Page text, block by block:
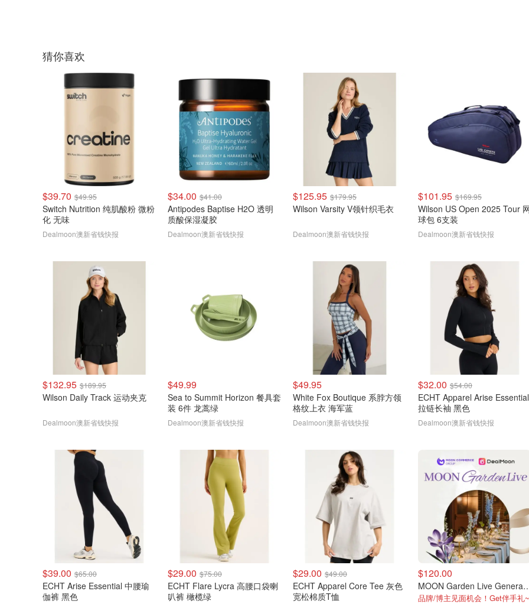
猜你喜欢
$39.70 $49.95
Switch Nutrition 纯肌酸粉 微粉
化 无味
Dealmoon澳新省钱快报
$34.00 $41.00
Antipodes Baptise H2O 透明
质酸保湿凝胶
Dealmoon澳新省钱快报
$125.95 $179.95
Wilson Varsity V领针织毛衣
Dealmoon澳新省钱快报
$101.95 $169.95
Wilson US Open 2025 Tour
球包 6支装
Dealmoon澳新省钱快报
$132.95 $189.95
Wilson Daily Track 运动夹克
Dealmoon澳新省钱快报
$49.99
Sea to Summit Horizon 餐具套
装 6件 龙蒿绿
Dealmoon澳新省钱快报
$49.95
White Fox Boutique 系脖方领
格纹上衣 海军蓝
Dealmoon澳新省钱快报
$32.00 $54.00
ECHT Apparel Arise Essential
拉链长袖 黑色
Dealmoon澳新省钱快报
$39.00 $65.00
ECHT Arise Essential 中腰瑜
伽裤 黑色
$29.00 $75.00
ECHT Flare Lycra 高腰口袋喇
叭裤 橄榄绿
$29.00 $49.00
ECHT Apparel Core Tee 灰色
宽松棉质T恤
$120.00
MOON
品牌/博主见面机会！Get伴手礼~